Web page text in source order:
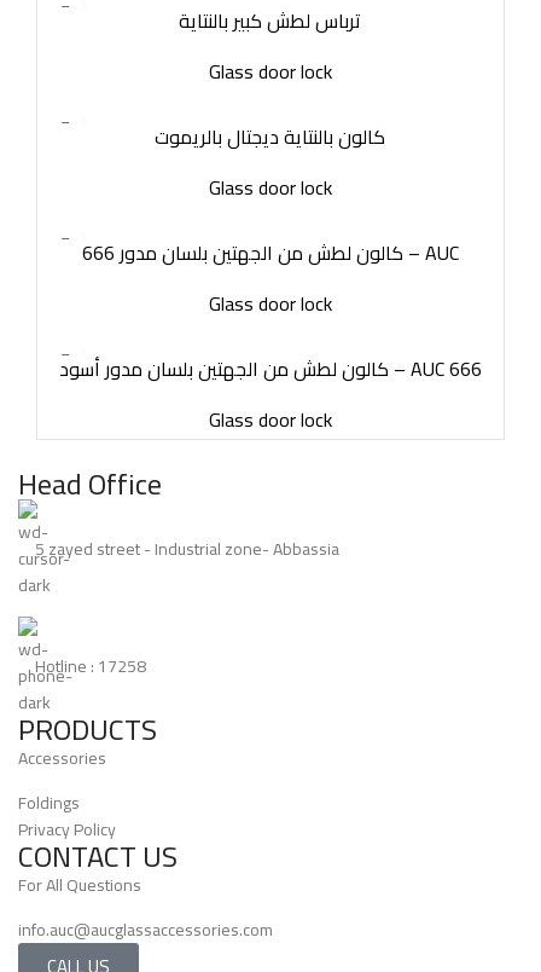
ترباس لطش كبير بالنتاية
Glass door lock
كالون بالنتاية ديجتال بالريموت
Glass door lock
كالون لطش من الجهتين بلسان مدور 666 – AUC
Glass door lock
كالون لطش من الجهتين بلسان مدور أسود – AUC 666
Glass door lock
Head Office
5 zayed street - Industrial zone- Abbassia
Hotline : 17258
PRODUCTS
Accessories
Foldings
Privacy Policy
CONTACT US
For All Questions
info.auc@aucglassaccessories.com